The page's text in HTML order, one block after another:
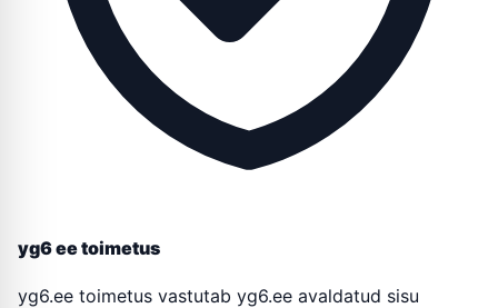
yg6 ee toimetus
yg6.ee toimetus vastutab yg6.ee avaldatud sisu